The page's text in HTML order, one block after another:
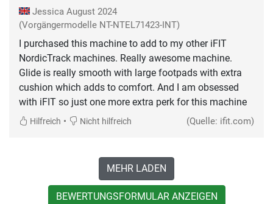
Jessica August 2024
(Vorgängermodelle NT-NTEL71423-INT)
I purchased this machine to add to my other iFIT
NordicTrack machines. Really awesome machine.
Glide is really smooth with large footpads with extra
cushion which adds to comfort. And I am obsessed
with iFIT so just one more extra perk for this machine
Hilfreich • Nicht hilfreich (Quelle: ifit.com)
MEHR LADEN
BEWERTUNGSFORMULAR ANZEIGEN